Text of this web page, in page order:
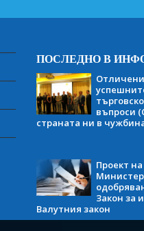
ПОСЛЕДНО В
въпроси
страната ни в чужбина
Проект
Закон за
Валутния закон